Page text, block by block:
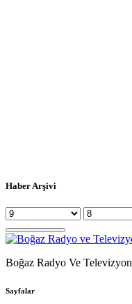
Haber Arşivi
Boğaz Radyo Ve Televizyon
Sayfalar